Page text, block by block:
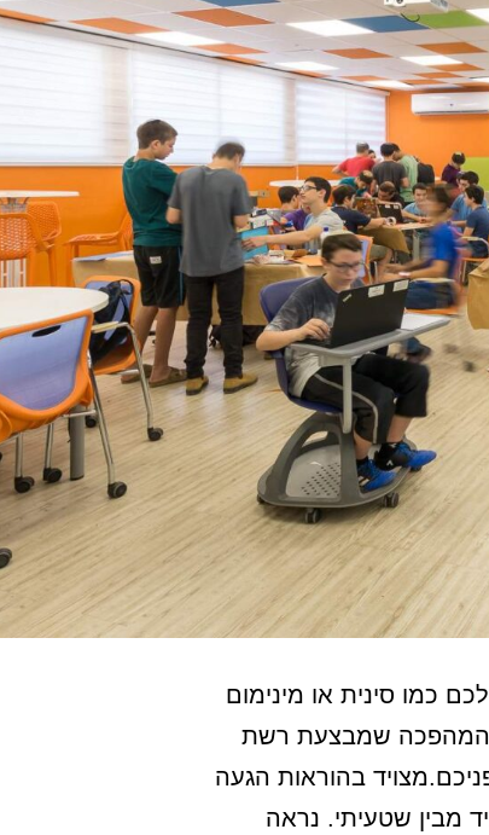
כמו סינית או מינימום
המהפכה שמבצעת רשת
בהוראות הגעה
מבין שטעיתי. נראה